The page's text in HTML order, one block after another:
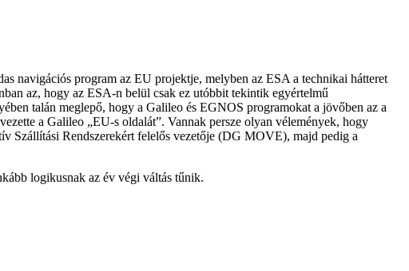
navigációs program az EU projektje, melyben az ESA a technikai hátteret
az, hogy az ESA-n belül csak ez utóbbit tekintik egyértelmű
talán meglepő, hogy a Galileo és EGNOS programokat a jövőben az a
a Galileo „EU-s oldalát”. Vannak persze olyan vélemények, hogy
Szállítási Rendszerekért felelős vezetője (DG MOVE), majd pedig a
logikusnak az év végi váltás tűnik.